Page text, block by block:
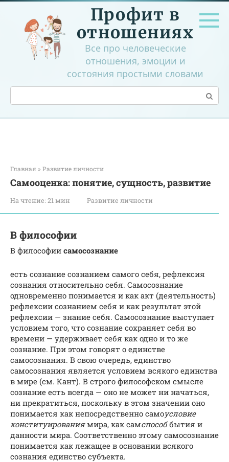
Перейти
контенту
Профит в
отношениях
Все про человеческие
отношения, эмоции и
состояния простыми словами
Поиск:
Главная » Развитие личности
Самооценка: понятие, сущность, развитие
На чтение: 21 мин Развитие личности
В философии
В философии самосознание
есть сознание сознанием самого себя, рефлексия
сознания относительно себя. Самосознание
одновременно понимается и как акт (деятельность)
рефлексии сознанием себя и как результат этой
рефлексии — знание себя. Самосознание выступает
условием того, что сознание сохраняет себя во
времени — удерживает себя как одно и то же
сознание. При этом говорят о единстве
самосознания. В свою очередь, единство
самосознания является условием всякого единства
в мире (см. Кант). В строго философском смысле
сознание есть всегда — оно не может ни начаться,
ни прекратиться, поскольку в этом значении оно
понимается как непосредственно самоусловие
конституированиямира, как самспособбытия и
данности мира. Соответственно этому самосознание
понимается как лежащее в основании всякого
сознания единство субъекта.